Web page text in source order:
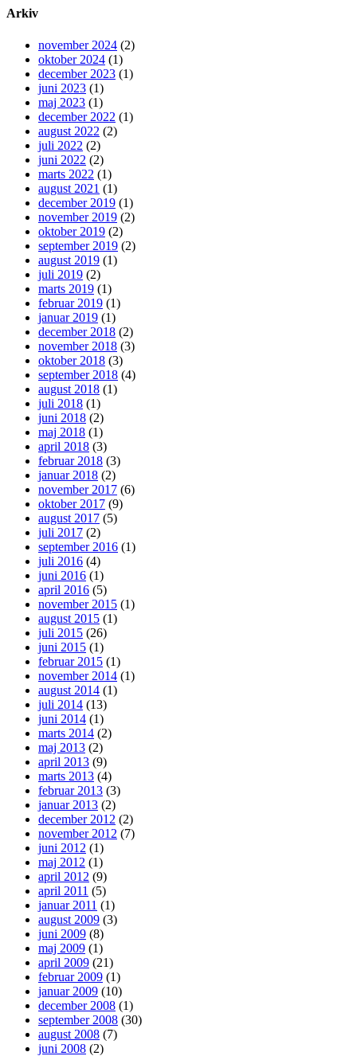
Arkiv
november 2024 (2)
oktober 2024 (1)
december 2023 (1)
juni 2023 (1)
maj 2023 (1)
december 2022 (1)
august 2022 (2)
juli 2022 (2)
juni 2022 (2)
marts 2022 (1)
august 2021 (1)
december 2019 (1)
november 2019 (2)
oktober 2019 (2)
september 2019 (2)
august 2019 (1)
juli 2019 (2)
marts 2019 (1)
februar 2019 (1)
januar 2019 (1)
december 2018 (2)
november 2018 (3)
oktober 2018 (3)
september 2018 (4)
august 2018 (1)
juli 2018 (1)
juni 2018 (2)
maj 2018 (1)
april 2018 (3)
februar 2018 (3)
januar 2018 (2)
november 2017 (6)
oktober 2017 (9)
august 2017 (5)
juli 2017 (2)
september 2016 (1)
juli 2016 (4)
juni 2016 (1)
april 2016 (5)
november 2015 (1)
august 2015 (1)
juli 2015 (26)
juni 2015 (1)
februar 2015 (1)
november 2014 (1)
august 2014 (1)
juli 2014 (13)
juni 2014 (1)
marts 2014 (2)
maj 2013 (2)
april 2013 (9)
marts 2013 (4)
februar 2013 (3)
januar 2013 (2)
december 2012 (2)
november 2012 (7)
juni 2012 (1)
maj 2012 (1)
april 2012 (9)
april 2011 (5)
januar 2011 (1)
august 2009 (3)
juni 2009 (8)
maj 2009 (1)
april 2009 (21)
februar 2009 (1)
januar 2009 (10)
december 2008 (1)
september 2008 (30)
august 2008 (7)
juni 2008 (2)